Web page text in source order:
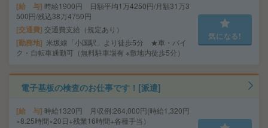
給 与 時給1900円 日額平均1万4250円/月額31万3
500円/残込38万4750円
交通費 交通費支給（規定あり）
勤務地
米坂線「小国駅」より徒歩5分 ★車・バイ
ク・自転車通勤可（無料駐車場有 ※敷地内徒歩5分）
気になる!
電子基板の検査のお仕事です！[派遣]
給 与 時給1320円 月収例:264,000円(時給1,320円
×8.25時間×20日+残業16時間+各種手当）